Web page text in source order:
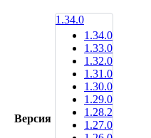
Версия
1.34.0
1.34.0
1.33.0
1.32.0
1.31.0
1.30.0
1.29.0
1.28.2
1.27.0